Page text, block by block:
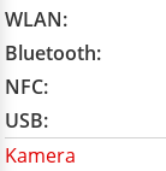
WLAN:
Bluetooth:
NFC:
USB:
Kamera